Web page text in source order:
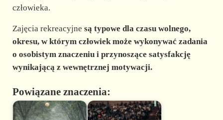
człowieka.
Zajęcia rekreacyjne są typowe dla czasu wolnego,
okresu, w którym człowiek może wykonywać zadania
o osobistym znaczeniu i przynoszące satysfakcję
wynikającą z wewnętrznej motywacji.
Powiązane znaczenia: